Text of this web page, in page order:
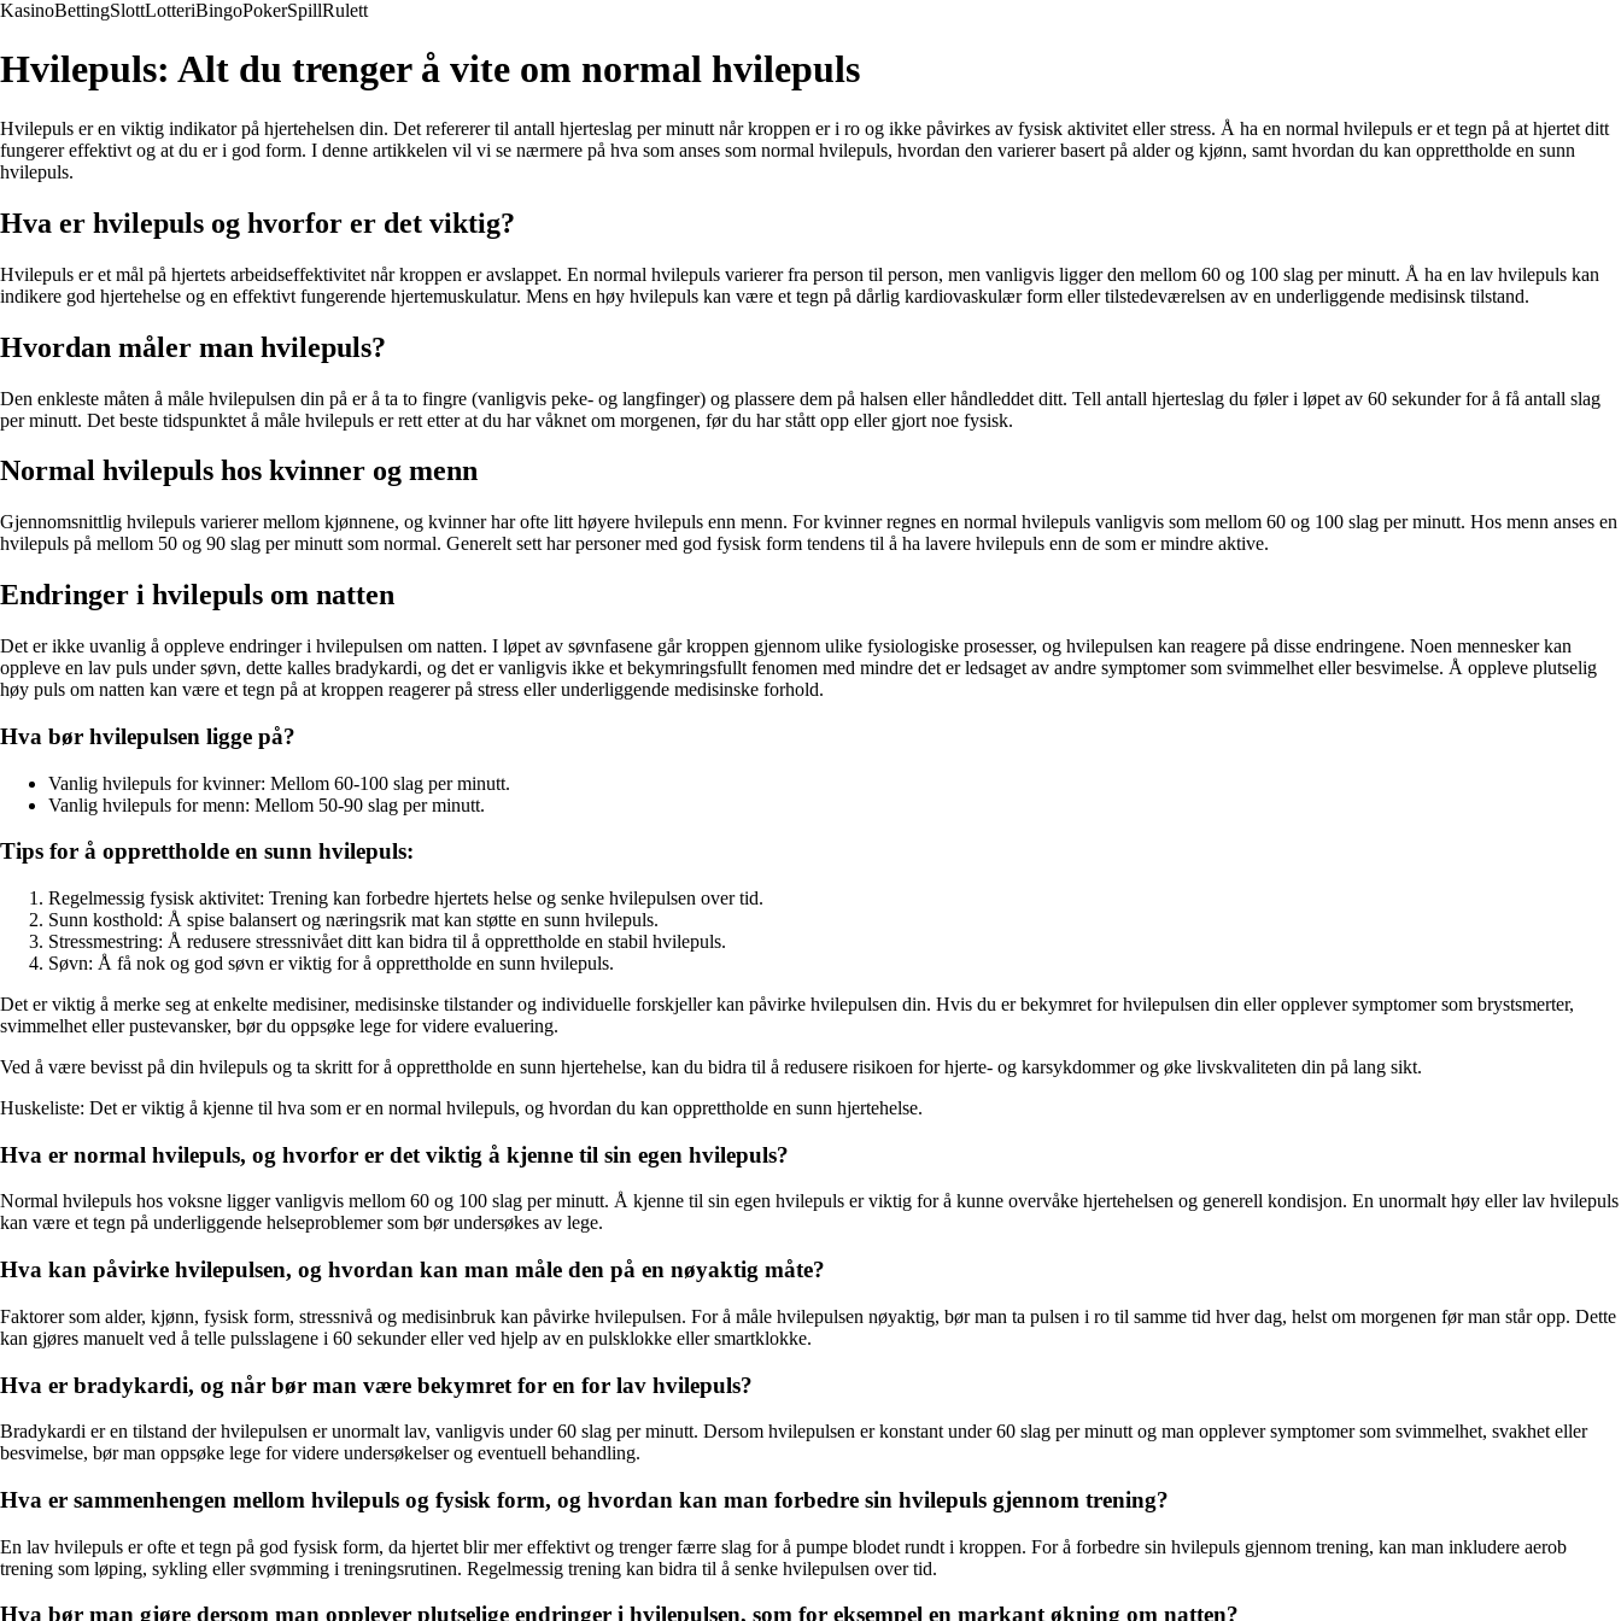
KasinoBettingSlottLotteriBingoPokerSpillRulett
Hvilepuls: Alt du trenger å vite om normal hvilepuls
Hvilepuls er en viktig indikator på hjertehelsen din. Det refererer til antall hjerteslag per minutt når kroppen er i ro og ikke påvirkes av fysisk aktivitet eller stress. Å ha en normal hvilepuls er et tegn på at hjertet ditt
fungerer effektivt og at du er i god form. I denne artikkelen vil vi se nærmere på hva som anses som normal hvilepuls, hvordan den varierer basert på alder og kjønn, samt hvordan du kan opprettholde en sunn
hvilepuls.
Hva er hvilepuls og hvorfor er det viktig?
Hvilepuls er et mål på hjertets arbeidseffektivitet når kroppen er avslappet. En normal hvilepuls varierer fra person til person, men vanligvis ligger den mellom 60 og 100 slag per minutt. Å ha en lav hvilepuls kan
indikere god hjertehelse og en effektivt fungerende hjertemuskulatur. Mens en høy hvilepuls kan være et tegn på dårlig kardiovaskulær form eller tilstedeværelsen av en underliggende medisinsk tilstand.
Hvordan måler man hvilepuls?
Den enkleste måten å måle hvilepulsen din på er å ta to fingre (vanligvis peke- og langfinger) og plassere dem på halsen eller håndleddet ditt. Tell antall hjerteslag du føler i løpet av 60 sekunder for å få antall slag
per minutt. Det beste tidspunktet å måle hvilepuls er rett etter at du har våknet om morgenen, før du har stått opp eller gjort noe fysisk.
Normal hvilepuls hos kvinner og menn
Gjennomsnittlig hvilepuls varierer mellom kjønnene, og kvinner har ofte litt høyere hvilepuls enn menn. For kvinner regnes en normal hvilepuls vanligvis som mellom 60 og 100 slag per minutt. Hos menn anses en
hvilepuls på mellom 50 og 90 slag per minutt som normal. Generelt sett har personer med god fysisk form tendens til å ha lavere hvilepuls enn de som er mindre aktive.
Endringer i hvilepuls om natten
Det er ikke uvanlig å oppleve endringer i hvilepulsen om natten. I løpet av søvnfasene går kroppen gjennom ulike fysiologiske prosesser, og hvilepulsen kan reagere på disse endringene. Noen mennesker kan
oppleve en lav puls under søvn, dette kalles bradykardi, og det er vanligvis ikke et bekymringsfullt fenomen med mindre det er ledsaget av andre symptomer som svimmelhet eller besvimelse. Å oppleve plutselig
høy puls om natten kan være et tegn på at kroppen reagerer på stress eller underliggende medisinske forhold.
Hva bør hvilepulsen ligge på?
Vanlig hvilepuls for kvinner: Mellom 60-100 slag per minutt.
Vanlig hvilepuls for menn: Mellom 50-90 slag per minutt.
Tips for å opprettholde en sunn hvilepuls:
Regelmessig fysisk aktivitet: Trening kan forbedre hjertets helse og senke hvilepulsen over tid.
Sunn kosthold: Å spise balansert og næringsrik mat kan støtte en sunn hvilepuls.
Stressmestring: Å redusere stressnivået ditt kan bidra til å opprettholde en stabil hvilepuls.
Søvn: Å få nok og god søvn er viktig for å opprettholde en sunn hvilepuls.
Det er viktig å merke seg at enkelte medisiner, medisinske tilstander og individuelle forskjeller kan påvirke hvilepulsen din. Hvis du er bekymret for hvilepulsen din eller opplever symptomer som brystsmerter,
svimmelhet eller pustevansker, bør du oppsøke lege for videre evaluering.
Ved å være bevisst på din hvilepuls og ta skritt for å opprettholde en sunn hjertehelse, kan du bidra til å redusere risikoen for hjerte- og karsykdommer og øke livskvaliteten din på lang sikt.
Huskeliste: Det er viktig å kjenne til hva som er en normal hvilepuls, og hvordan du kan opprettholde en sunn hjertehelse.
Hva er normal hvilepuls, og hvorfor er det viktig å kjenne til sin egen hvilepuls?
Normal hvilepuls hos voksne ligger vanligvis mellom 60 og 100 slag per minutt. Å kjenne til sin egen hvilepuls er viktig for å kunne overvåke hjertehelsen og generell kondisjon. En unormalt høy eller lav hvilepuls
kan være et tegn på underliggende helseproblemer som bør undersøkes av lege.
Hva kan påvirke hvilepulsen, og hvordan kan man måle den på en nøyaktig måte?
Faktorer som alder, kjønn, fysisk form, stressnivå og medisinbruk kan påvirke hvilepulsen. For å måle hvilepulsen nøyaktig, bør man ta pulsen i ro til samme tid hver dag, helst om morgenen før man står opp. Dette
kan gjøres manuelt ved å telle pulsslagene i 60 sekunder eller ved hjelp av en pulsklokke eller smartklokke.
Hva er bradykardi, og når bør man være bekymret for en for lav hvilepuls?
Bradykardi er en tilstand der hvilepulsen er unormalt lav, vanligvis under 60 slag per minutt. Dersom hvilepulsen er konstant under 60 slag per minutt og man opplever symptomer som svimmelhet, svakhet eller
besvimelse, bør man oppsøke lege for videre undersøkelser og eventuell behandling.
Hva er sammenhengen mellom hvilepuls og fysisk form, og hvordan kan man forbedre sin hvilepuls gjennom trening?
En lav hvilepuls er ofte et tegn på god fysisk form, da hjertet blir mer effektivt og trenger færre slag for å pumpe blodet rundt i kroppen. For å forbedre sin hvilepuls gjennom trening, kan man inkludere aerob
trening som løping, sykling eller svømming i treningsrutinen. Regelmessig trening kan bidra til å senke hvilepulsen over tid.
Hva bør man gjøre dersom man opplever plutselige endringer i hvilepulsen, som for eksempel en markant økning om natten?